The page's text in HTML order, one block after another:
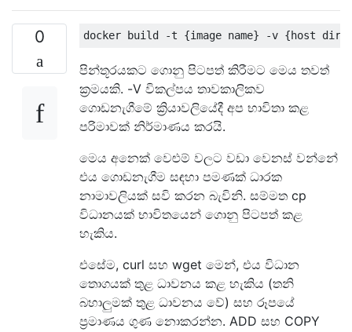
0
පින්තූරයකට ගොනු පිටපත් කිරීමට මෙය තවත්
ක්‍රමයකි. -V විකල්පය තාවකාලිකව
ගොඩනැගීමේ ක්‍රියාවලියේදී අප භාවිතා කළ
පරිමාවක් නිර්මාණය කරයි.
මෙය අනෙක් වෙළුම් වලට වඩා වෙනස් වන්නේ
එය ගොඩනැගීම සඳහා පමණක් ධාරක
නාමාවලියක් සවි කරන බැවිනි. සම්මත cp
විධානයක් භාවිතයෙන් ගොනු පිටපත් කළ
හැකිය.
එසේම, curl සහ wget මෙන්, එය විධාන
තොගයක් තුළ ධාවනය කළ හැකිය (තනි
බහාලුමක් තුළ ධාවනය වේ) සහ රූපයේ
ප්‍රමාණය ගුණ නොකරන්න. ADD සහ COPY